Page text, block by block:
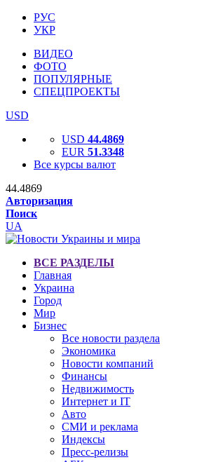
РУС
УКР
ВИДЕО
ФОТО
ПОПУЛЯРНЫЕ
СПЕЦПРОЕКТЫ
USD
USD 44.4869
EUR 51.3348
Все курсы валют
44.4869
Авторизация
Поиск
UA
ВСЕ РАЗДЕЛЫ
Главная
Украина
Город
Мир
Бизнес
Все новости раздела
Экономика
Новости компаний
Финансы
Недвижимость
Интернет и IT
Авто
СМИ и реклама
Индексы
Пресс-релизы